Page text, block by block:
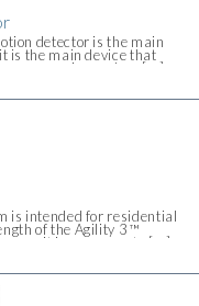
detector is the main
is the main device that
or premises, when [...]
is intended for residential
of the Agility 3 ™
it is very easy to [...]